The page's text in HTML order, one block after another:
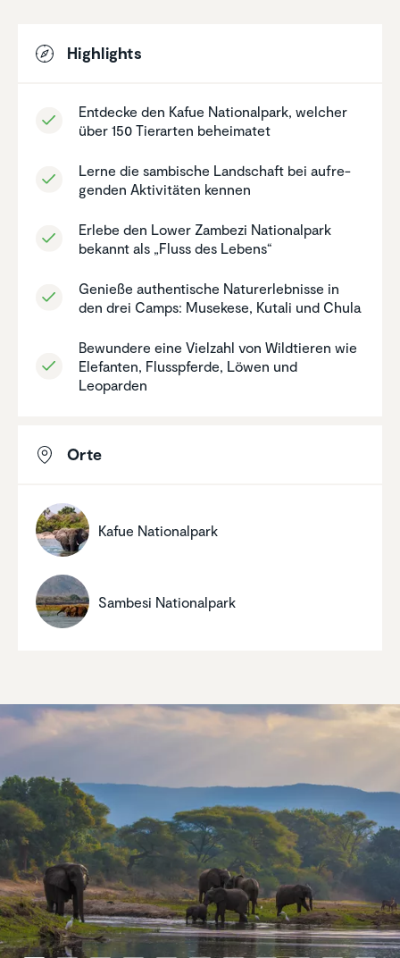
Highlights
Entdecke den Kafue Natio­nal­park, welcher
über 150 Tierarten behei­matet
Lerne die sambische Landschaft bei aufre­
genden Aktivi­täten kennen
Erlebe den Lower Zambezi Natio­nal­park
bekannt als „Fluss des Lebens“
Genieße authen­ti­sche Natur­er­leb­nisse in
den drei Camps: Musekese, Kutali und Chula
Bewundere eine Vielzahl von Wildtieren wie
Elefanten, Fluss­pferde, Löwen und
Leoparden
Orte
Kafue Natio­nal­park
Sambesi Natio­nal­park